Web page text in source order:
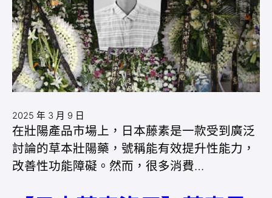
2025 年 3 月 9 日
在壯陽產品市場上，日本藤素是一款受到廣泛
討論的草本壯陽藥，號稱能有效提升性能力，
改善性功能障礙。然而，很多消費…